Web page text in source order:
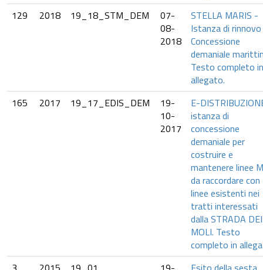
129
2018 19_18_STM_DEM
07-
08-
2018
STELLA MARIS -
Istanza di rinnovo
Concessione
demaniale
Testo completo in
allegato.
165
2017 19_17_EDIS_DEM
19-
10-
2017
E-
istanza di
concessione
demaniale per
costruire e
mantenere linee
da raccordare con
linee esistenti nei
tratti interessati
dalla STRADA DEI
MOLI. Testo
completo in